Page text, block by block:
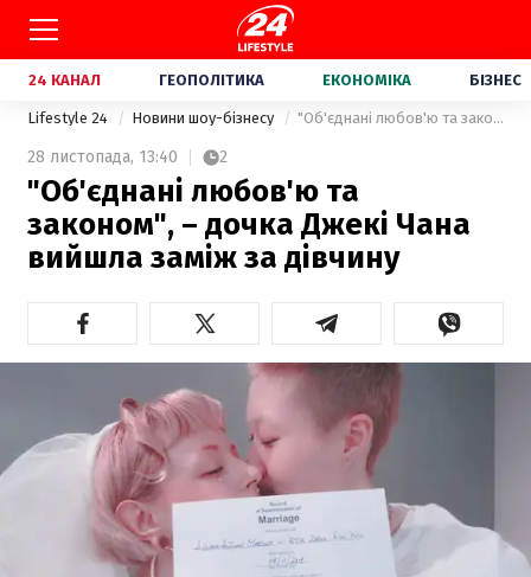
24 КАНАЛ ГЕОПОЛІТИКА ЕКОНОМІКА БІЗНЕС
Lifestyle 24 Новини шоу-бізнесу "Об'єднані любов'ю та законом", – дочка Джекі Чана вийшла заміж за дівчину
28 листопада, 13:40 2
"Об'єднані любов'ю та
законом", – дочка Джекі Чана
вийшла заміж за дівчину